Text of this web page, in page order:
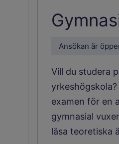
Ansökan är
Vill du studera
examen för en
gymnasial
läsa teoretiska